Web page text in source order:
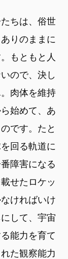
ちは、俗世
りのままに
もともと人
ので、決し
肉体を維持
始めて、あ
です。たと
回る軌道に
障害になる
せたロケッ
ければいけ
して、宇宙
能力を育て
た観察能力